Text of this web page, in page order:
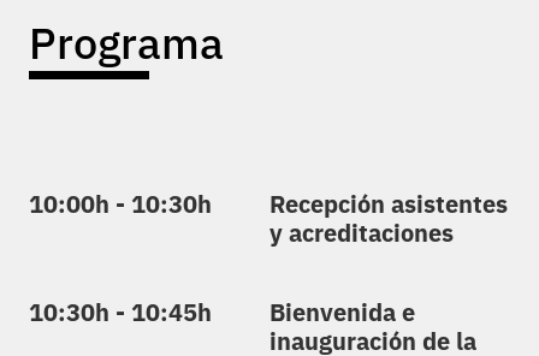
Programa
10:00h - 10:30h
Recepción asistentes
y acreditaciones
10:30h - 10:45h
Bienvenida e
inauguración de la